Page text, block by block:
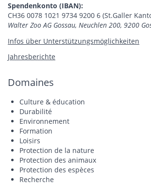
Spendenkonto (IBAN):
CH36 0078 1021 9734 9200 6 (St.Galler
Walter Zoo AG Gossau, Neuchlen 200, 9200
Infos über Unterstützungsmöglichkeiten
Jahresberichte
Domaines
Culture & éducation
Durabilité
Environnement
Formation
Loisirs
Protection de la nature
Protection des animaux
Protection des espèces
Recherche